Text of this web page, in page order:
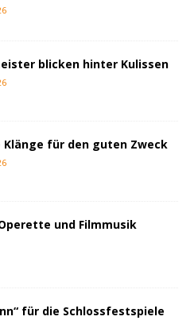
blicken hinter Kulissen
Klänge für den guten Zweck
und Filmmusik
für die Schlossfestspiele